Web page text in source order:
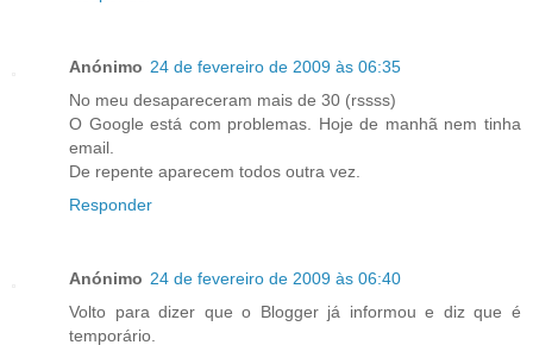
Anónimo 24 de fevereiro de 2009 às 06:35
No meu desapareceram mais de 30 (rssss)
O Google está com problemas. Hoje de manhã nem tinha
email.
De repente aparecem todos outra vez.
Responder
Anónimo 24 de fevereiro de 2009 às 06:40
Volto para dizer que o Blogger já informou e diz que é
temporário.